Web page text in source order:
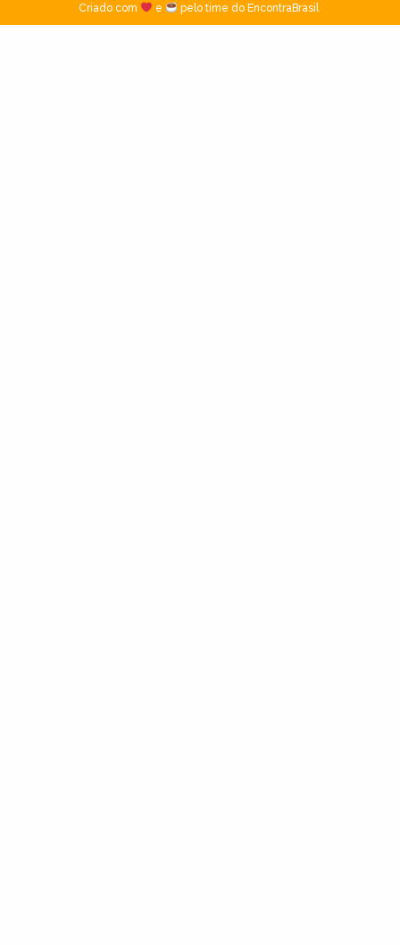
Criado com
e pelo time do EncontraBrasil